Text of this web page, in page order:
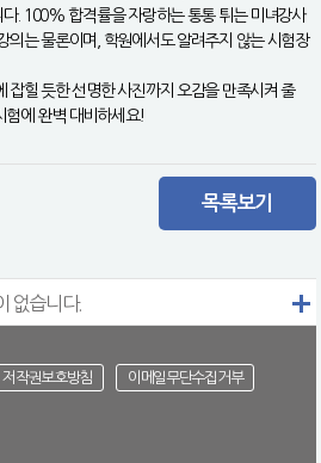
. 100% 합격률을 자랑하는 통통 튀는 미녀강사
의는 물론이며, 학원에서도 알려주지 않는 시험장
잡힐 듯한 선명한 사진까지 오감을 만족시켜 줄
험에 완벽 대비하세요!
목록보기
없습니다.
저작권보호방침 이메일무단수집거부